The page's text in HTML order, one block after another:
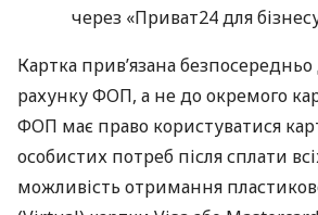
через «Приват24 для
Картка прив’язана
рахунку ФОП, а не до окремого
ФОП має право користуватися
особистих потреб після сплати
можливість отримання